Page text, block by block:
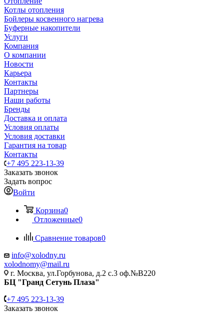
Котлы отопления
Бойлеры косвенного нагрева
Буферные накопители
Услуги
Компания
О компании
Новости
Карьера
Контакты
Партнеры
Наши работы
Бренды
Доставка и оплата
Условия оплаты
Условия доставки
Гарантия на товар
Контакты
+7 495 223-13-39
Заказать звонок
Задать вопрос
Войти
Корзина0
Отложенные0
Сравнение товаров0
info@xolodny.ru
xolodnomy@mail.ru
г. Москва, ул.Горбунова, д.2 с.3 оф.№В220
БЦ "Гранд Сетунь Плаза"
+7 495 223-13-39
Заказать звонок